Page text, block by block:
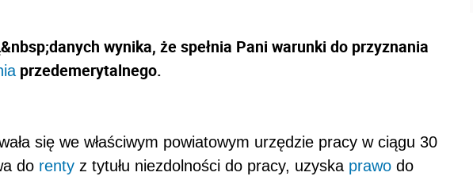
wynika, że spełnia Pani warunki do przyznania
przedemerytalnego.
się we właściwym powiatowym urzędzie pracy w ciągu 30
do renty z tytułu niezdolności do pracy, uzyska prawo do